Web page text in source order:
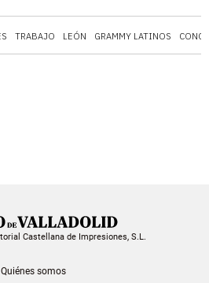
TRABAJO LEÓN GRAMMY LATINOS
Castellana de Impresiones, S.L.
Quiénes somos